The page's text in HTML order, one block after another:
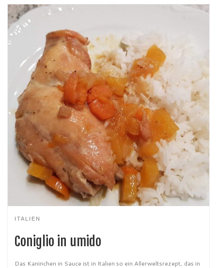
ITALIEN
Coniglio in umido
Das Kaninchen in Sauce ist in Italien so ein Allerweltsrezept, das in